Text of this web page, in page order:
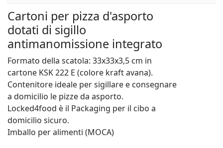
Cartoni per pizza d'asporto
dotati di sigillo
antimanomissione integrato
Formato della scatola: 33x33x3,5 cm in
cartone KSK 222 E (colore kraft avana).
Contenitore ideale per sigillare e consegnare
a domicilio le pizze da asporto.
Locked4food è il Packaging per il cibo a
domicilio sicuro.
Imballo per alimenti (MOCA)